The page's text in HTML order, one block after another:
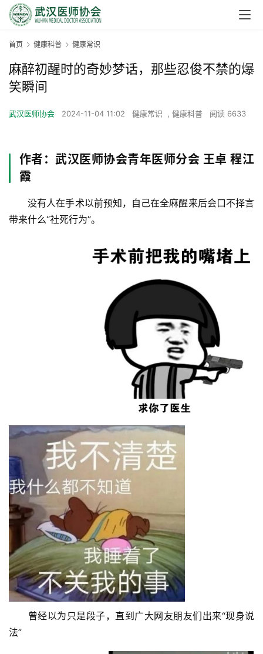
首页 健康科普 健康常识
麻醉初醒时的奇妙梦话，那些忍俊不禁的爆
笑瞬间
武汉医师协会 2024-11-04 11:02 健康常识 , 健康科普 阅读 6633
作者：武汉医师协会青年医师分会 王卓 程江
霞
没有人在手术以前预知，自己在全麻醒来后会口不择言
带来什么“社死行为”。
曾经以为只是段子，直到广大网友朋友们出来“现身说
法”